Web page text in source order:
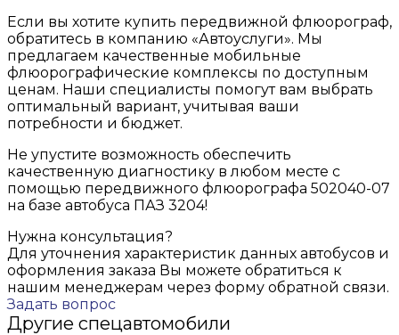
Если вы хотите купить передвижной флюорограф,
обратитесь в компанию «Автоуслуги». Мы
предлагаем качественные мобильные
флюорографические комплексы по доступным
ценам. Наши специалисты помогут вам выбрать
оптимальный вариант, учитывая ваши
потребности и бюджет.
Не упустите возможность обеспечить
качественную диагностику в любом месте с
помощью передвижного флюорографа 502040-07
на базе автобуса ПАЗ 3204!
Нужна консультация?
Для уточнения характеристик данных автобусов и
оформления заказа Вы можете обратиться к
нашим менеджерам через форму обратной связи.
Задать вопрос
Другие спецавтомобили